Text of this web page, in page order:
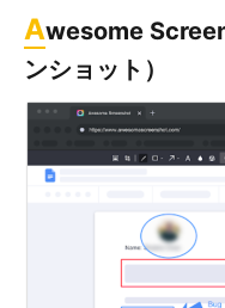
Awesome
ンショット）